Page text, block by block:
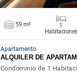
59 m²
1
Habitaciones
Apartamento
ALQUILER DE
Condominio de 1